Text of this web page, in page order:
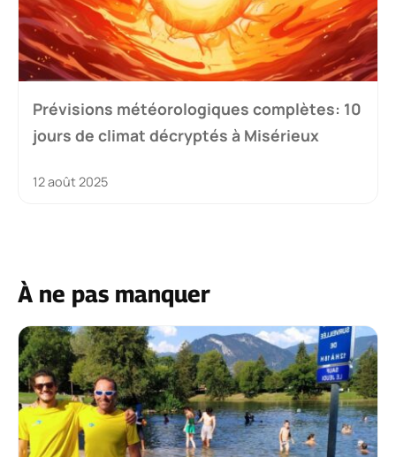
Prévisions météorologiques complètes: 10
jours de climat décryptés à Misérieux
12 août 2025
À ne pas manquer